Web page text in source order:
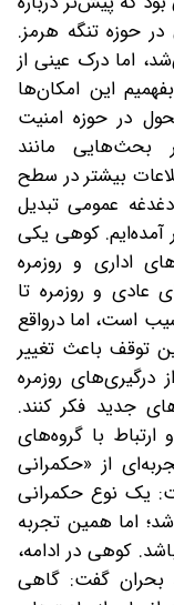
حوزه تنگه هرمز.
اما درک عینی از
این امکان‌ها
در حوزه امنیت
بحث‌هایی مانند
بیشتر در سطح
عمومی تبدیل
آمده‌ایم. کوهی یکی
اداری و روزمره
عادی و روزمره تا
است، اما درواقع
توقف باعث تغییر
روزمره
جدید فکر کنند.
با گروه‌های
از «حکمرانی
یک نوع حکمرانی
اما همین تجربه
کوهی در ادامه،
بحران گفت: گاهی